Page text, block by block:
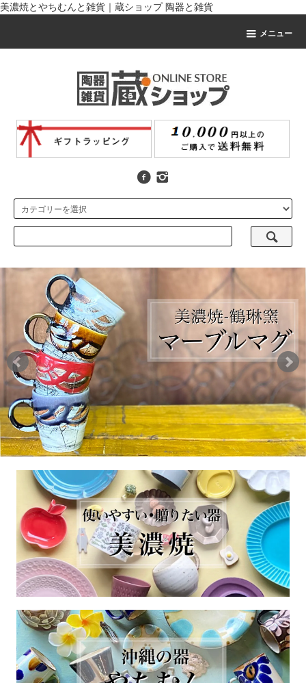
美濃焼とやちむんと雑貨｜蔵ショップ 陶器と雑貨
メニュー